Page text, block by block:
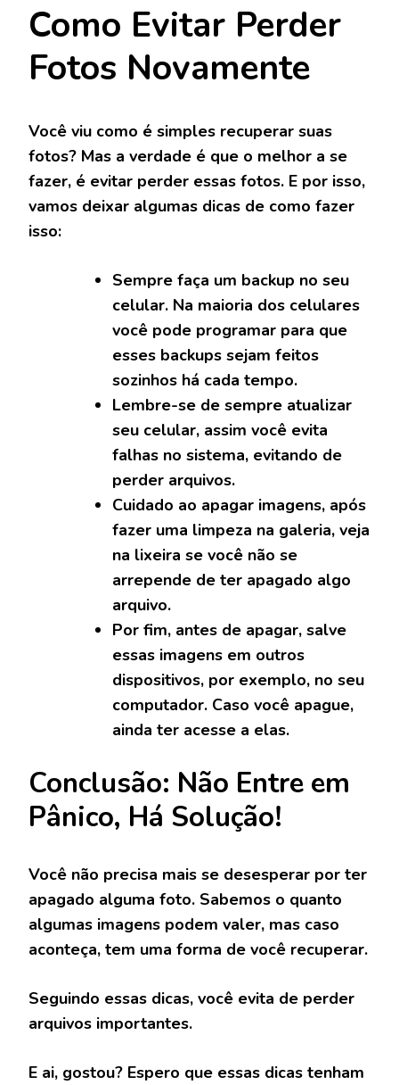
Como Evitar Perder
Fotos Novamente
Você viu como é simples recuperar suas
fotos? Mas a verdade é que o melhor a se
fazer, é evitar perder essas fotos. E por isso,
vamos deixar algumas dicas de como fazer
isso:
Sempre faça um backup no seu
celular. Na maioria dos celulares
você pode programar para que
esses backups sejam feitos
sozinhos há cada tempo.
Lembre-se de sempre atualizar
seu celular, assim você evita
falhas no sistema, evitando de
perder arquivos.
Cuidado ao apagar imagens, após
fazer uma limpeza na galeria, veja
na lixeira se você não se
arrepende de ter apagado algo
arquivo.
Por fim, antes de apagar, salve
essas imagens em outros
dispositivos, por exemplo, no seu
computador. Caso você apague,
ainda ter acesse a elas.
Conclusão: Não Entre em
Pânico, Há Solução!
Você não precisa mais se desesperar por ter
apagado alguma foto. Sabemos o quanto
algumas imagens podem valer, mas caso
aconteça, tem uma forma de você recuperar.
Seguindo essas dicas, você evita de perder
arquivos importantes.
E ai, gostou? Espero que essas dicas tenham